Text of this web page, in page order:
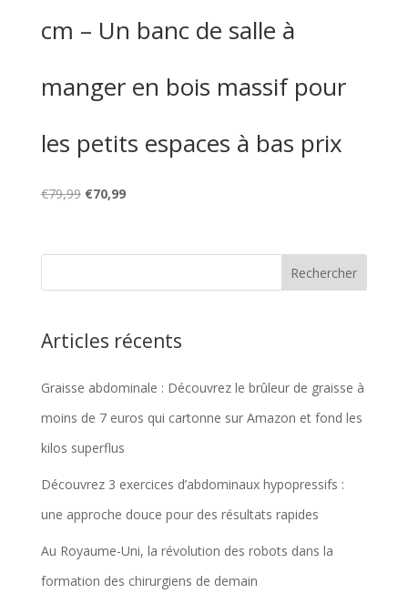
cm – Un banc de salle à
manger en bois massif pour
les petits espaces à bas prix
€79,99 Le
était :
€70,99Le
est :
Articles récents
Graisse abdominale : Découvrez le brûleur de graisse à
moins de 7 euros qui cartonne sur Amazon et fond les
kilos superflus
Découvrez 3 exercices d’abdominaux hypopressifs :
une approche douce pour des résultats rapides
Au Royaume-Uni, la révolution des robots dans la
formation des chirurgiens de demain